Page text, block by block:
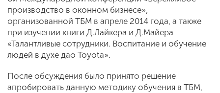
производство в оконном бизнесе»,
организованной ТБМ в апреле 2014 года, а также
при изучении книги Д.Лайкера и Д.Майера
«Талантливые сотрудники. Воспитание и обучение
людей в духе дао Toyota».
После обсуждения было принято решение
апробировать данную методику обучения в ТБМ,